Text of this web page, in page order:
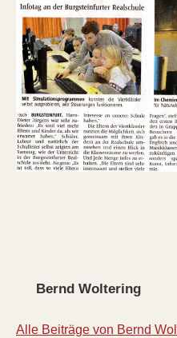
Bernd Woltering
Alle Beiträge von Bernd